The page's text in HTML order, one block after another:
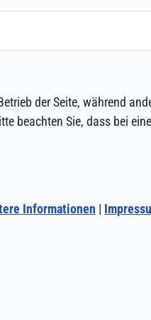
der Seite, während
beachten Sie, dass bei
Informationen |